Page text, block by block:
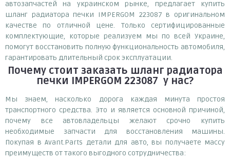
автозапчастей на украинском рынке, предлагает купить
шланг радиатора печки IMPERGOM 223087 в оригинальном
качестве по отличной цене. Только сертифицированные
комплектующие, которые реализуем мы по всей Украине,
помогут восстановить полную функциональность автомобиля,
гарантировать длительный срок эксплуатации.
Почему стоит заказать шланг радиатора
печки IMPERGOM 223087 у нас?
Мы знаем, насколько дорога каждая минута простоя
транспортного средства. Это и является основной причиной,
почему все автовладельцы желают срочно купить
необходимые запчасти для восстановления машины.
Покупая в Avant.Parts детали для авто, вы получаете массу
преимуществ от такого выгодного сотрудничества: